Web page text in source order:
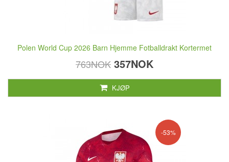
Polen World Cup 2026 Barn Hjemme Fotballdrakt Kortermet
763NOK 357NOK
KJØP
-53%